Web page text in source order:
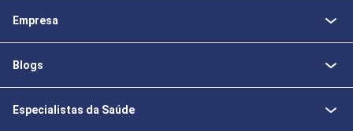
Empresa
Blogs
Especialistas da Saúde